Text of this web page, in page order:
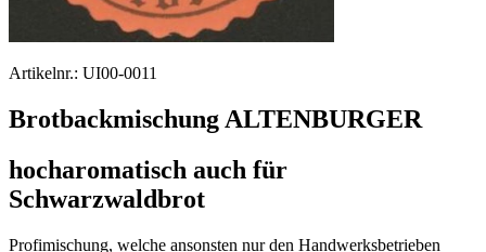
Artikelnr.: UI00-0011
Brotbackmischung ALTENBURGER
hocharomatisch auch für
Schwarzwaldbrot
Profimischung, welche ansonsten nur den Handwerksbetrieben